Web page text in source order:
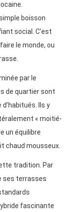
boisson
social. C’est
le monde, ou
par le
de quartier sont
Ils y
« moitié-
un équilibre
chaud mousseux.
tradition. Par
ses terrasses
fascinante